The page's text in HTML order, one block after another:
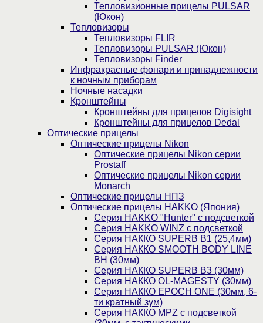
Тепловизионные прицелы PULSAR
(Юкон)
Тепловизоры
Тепловизоры FLIR
Тепловизоры PULSAR (Юкон)
Тепловизоры Finder
Инфракрасные фонари и принадлежности
к ночным приборам
Ночные насадки
Кронштейны
Кронштейны для прицелов Digisight
Кронштейны для прицелов Dedal
Оптические прицелы
Оптические прицелы Nikon
Оптические прицелы Nikon серии
Prostaff
Оптические прицелы Nikon серии
Monarch
Оптические прицелы НПЗ
Оптические прицелы HAKKO (Япония)
Cерия HAKKO "Hunter" с подсветкой
Серия НAKKO WINZ с подсветкой
Серия НАККО SUPERB B1 (25,4мм)
Серия НАККО SMOOTH BODY LINE
BH (30мм)
Серия НАККО SUPERB B3 (30мм)
Серия НАККО OL-MAGESTY (30мм)
Серия НАККО EPOCH ONE (30мм, 6-
ти кратный зум)
Серия НАККО MPZ с подсветкой